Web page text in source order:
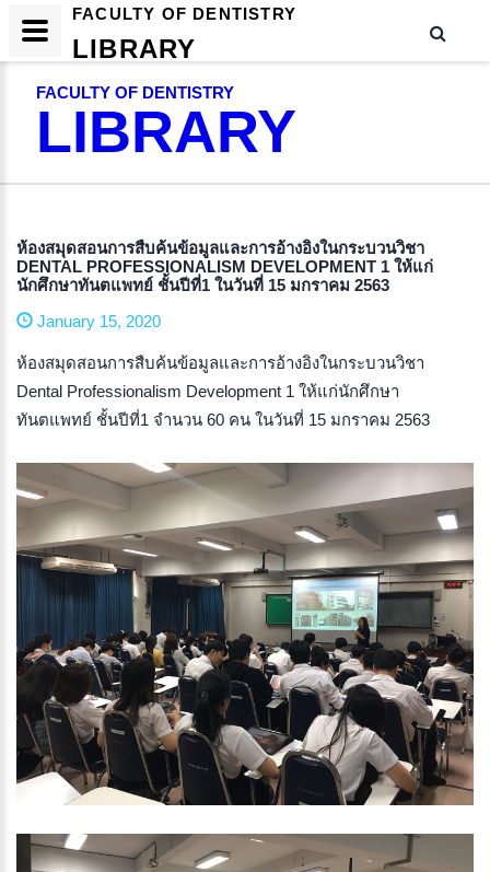
FACULTY OF DENTISTRY
LIBRARY
ห้องสมุดสอนการสืบค้นข้อมูลและการอ้างอิงในกระบวนวิชา
DENTAL PROFESSIONALISM DEVELOPMENT 1 ให้แก่
นักศึกษาทันตแพทย์ ชั้นปีที่1 ในวันที่ 15 มกราคม 2563
January 15, 2020
ห้องสมุดสอนการสืบค้นข้อมูลและการอ้างอิงในกระบวนวิชา
Dental Professionalism Development 1 ให้แก่นักศึกษา
ทันตแพทย์ ชั้นปีที่1 จำนวน 60 คน ในวันที่ 15 มกราคม 2563
FACULTY OF DENTISTRY
LIBRARY